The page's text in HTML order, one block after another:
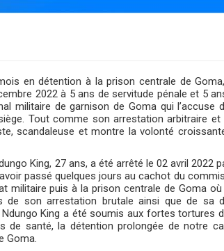
en détention à la prison centrale de
2022 à 5 ans de servitude pénale et 5
militaire de garnison de Goma qui l’accuse
Tout comme son arrestation arbitraire
scandaleuse et montre la volonté
King, 27 ans, a été arrêté le 02 avril 2022
passé quelques jours au cachot du
militaire puis à la prison centrale de Goma
de son arrestation brutale ainsi que de sa
Ndungo King a été soumis aux fortes tortures
de santé, la détention prolongée de notre
Goma.